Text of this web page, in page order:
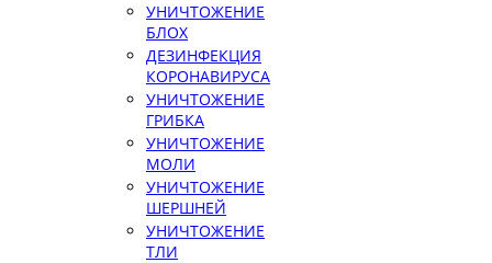
УНИЧТОЖЕНИЕ
БЛОХ
ДЕЗИНФЕКЦИЯ
КОРОНАВИРУСА
УНИЧТОЖЕНИЕ
ГРИБКА
УНИЧТОЖЕНИЕ
МОЛИ
УНИЧТОЖЕНИЕ
ШЕРШНЕЙ
УНИЧТОЖЕНИЕ
ТЛИ